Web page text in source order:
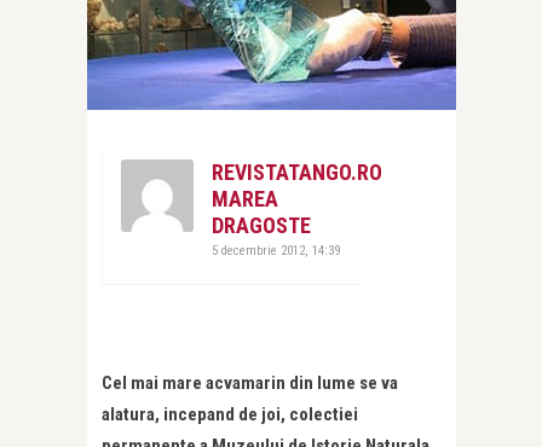
REVISTATANGO.RO
MAREA
DRAGOSTE
5 decembrie 2012, 14:39
Cel mai mare acvamarin din lume se va
alatura, incepand de joi, colectiei